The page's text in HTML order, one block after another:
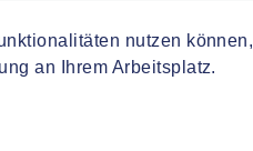
nutzen können,
an Ihrem Arbeitsplatz.